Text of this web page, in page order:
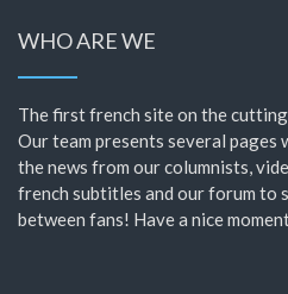
WHO ARE WE
The first french site on the
Our team presents several pages
the news from our columnists,
french subtitles and our forum to
between fans! Have a nice